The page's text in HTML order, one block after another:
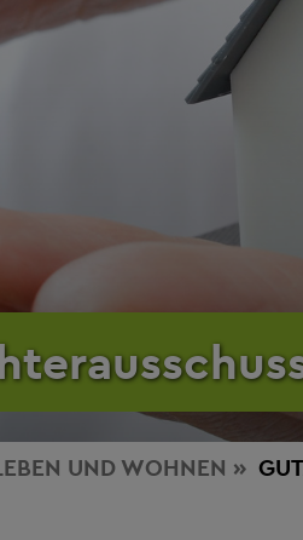
UND WOHNEN